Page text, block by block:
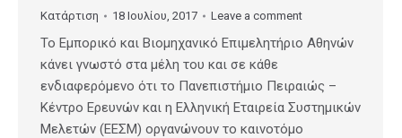
Κατάρτιση 18 Ιουλίου, 2017 Leave a comment
Το Εμπορικό και Βιομηχανικό Επιμελητήριο Αθηνών
κάνει γνωστό στα μέλη του και σε κάθε
ενδιαφερόμενο ότι το Πανεπιστήμιο Πειραιώς –
Κέντρο Ερευνών και η Ελληνική Εταιρεία Συστημικών
Μελετών (ΕΕΣΜ) οργανώνουν το καινοτόμο